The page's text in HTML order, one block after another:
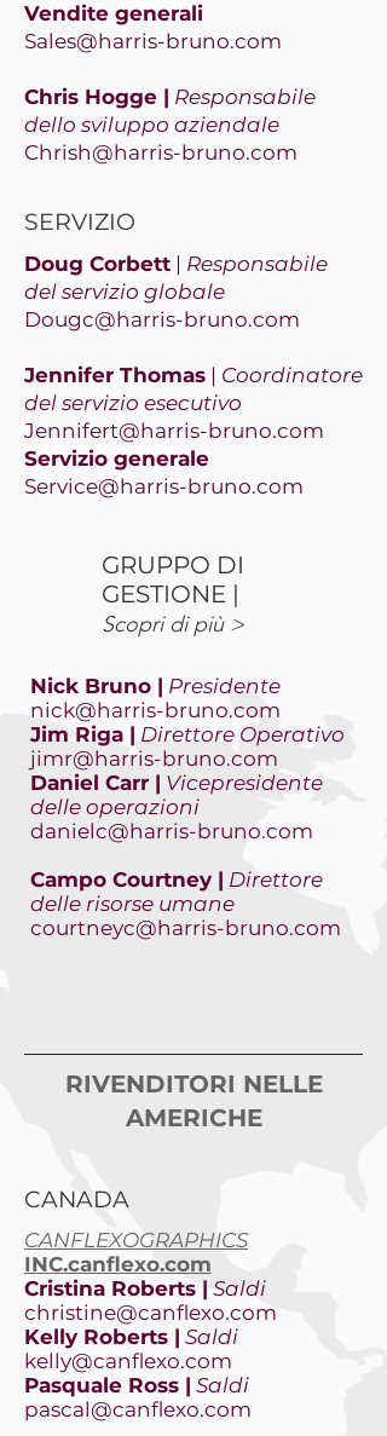
Vendite generali
Sales@harris-bruno.com
​Chris Hogge | Responsabile
dello sviluppo aziendale
Chrish@harris-bruno.com
SERVIZIO
Doug Corbett | Responsabile
del servizio globale
Dougc@harris-bruno.com
Jennifer Thomas | Coordinatore
del servizio esecutivo
Jennifert@harris-bruno.com
Servizio generale
Service@harris-bruno.com
GRUPPO DI
GESTIONE |
Scopri di più >
Nick Bruno | Presidente
nick@harris-bruno.com
Jim Riga | Direttore Operativo
jimr@harris-bruno.com
Daniel Carr | Vicepresidente
delle operazioni
danielc@harris-bruno.com
Campo Courtney | Direttore
delle risorse umane
courtneyc@harris-bruno.com
RIVENDITORI NELLE
AMERICHE
CANADA
CANFLEXOGRAPHICS
INC.canflexo.com
Cristina Roberts | Saldi
christine@canflexo.com
Kelly Roberts | Saldi
kelly@canflexo.com
Pasquale Ross | Saldi
pascal@canflexo.com